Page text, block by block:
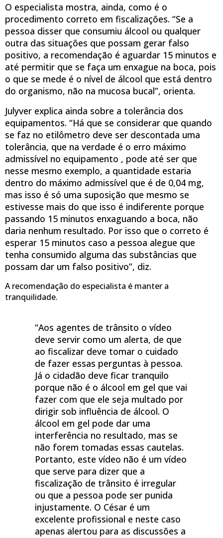
O especialista mostra, ainda, como é o
procedimento correto em fiscalizações. “Se a
pessoa disser que consumiu álcool ou qualquer
outra das situações que possam gerar falso
positivo, a recomendação é aguardar 15 minutos e
até permitir que se faça um enxague na boca, pois
o que se mede é o nível de álcool que está dentro
do organismo, não na mucosa bucal”, orienta.
Julyver explica ainda sobre a tolerância dos
equipamentos. “Há que se considerar que quando
se faz no etilômetro deve ser descontada uma
tolerância, que na verdade é o erro máximo
admissível no equipamento , pode até ser que
nesse mesmo exemplo, a quantidade estaria
dentro do máximo admissível que é de 0,04 mg,
mas isso é só uma suposição que mesmo se
estivesse mais do que isso é indiferente porque
passando 15 minutos enxaguando a boca, não
daria nenhum resultado. Por isso que o correto é
esperar 15 minutos caso a pessoa alegue que
tenha consumido alguma das substâncias que
possam dar um falso positivo”, diz.
A recomendação do especialista é manter a
tranquilidade.
“Aos agentes de trânsito o vídeo
deve servir como um alerta, de que
ao fiscalizar deve tomar o cuidado
de fazer essas perguntas à pessoa.
Já o cidadão deve ficar tranquilo
porque não é o álcool em gel que vai
fazer com que ele seja multado por
dirigir sob influência de álcool. O
álcool em gel pode dar uma
interferência no resultado, mas se
não forem tomadas essas cautelas.
Portanto, este vídeo não é um vídeo
que serve para dizer que a
fiscalização de trânsito é irregular
ou que a pessoa pode ser punida
injustamente. O César é um
excelente profissional e neste caso
apenas alertou para as discussões a